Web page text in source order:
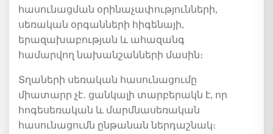
հասունացման օրինաչափությունների,
սեռական օրգանների հիգենայի,
երազախաբության և ահազանգ
համարվող նախանշանների մասին։
Տղաների սեռական հասունացումը
միատարր չէ․ ցանկալի տարբերակն է, որ
հոգեսեռական և մարմնասեռական
հասունացումն ընթանան ներդաշնակ։